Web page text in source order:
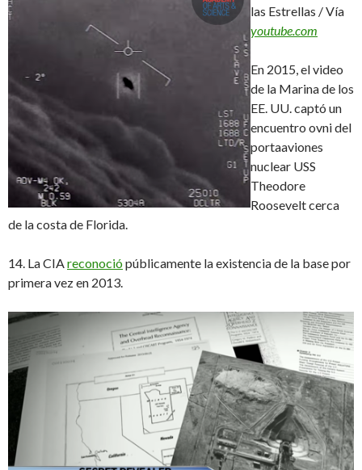
las Estrellas / Vía
youtube.com
En 2015, el video
de la Marina de los
EE. UU. captó un
encuentro ovni del
portaaviones
nuclear USS
Theodore
Roosevelt cerca
de la costa de Florida.
14. La CIA reconociópúblicamente la existencia de la base por
primera vez en 2013.